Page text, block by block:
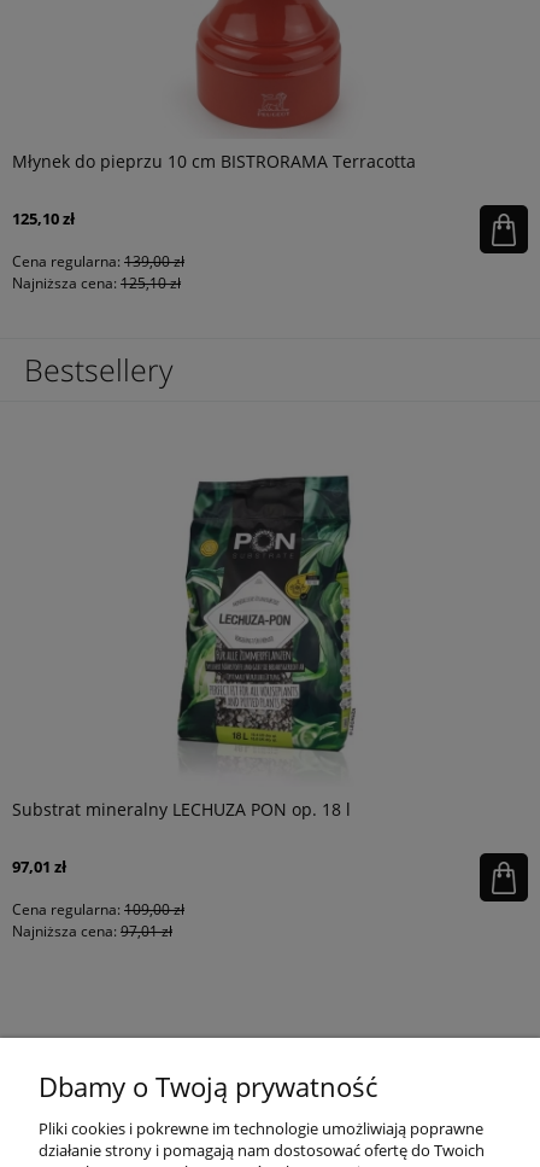
Młynek do pieprzu 10 cm BISTRORAMA Terracotta
125,10 zł
Cena regularna: 139,00 zł
Najniższa cena: 125,10 zł
Bestsellery
Substrat mineralny LECHUZA PON op. 18 l
97,01 zł
Cena regularna: 109,00 zł
Najniższa cena: 97,01 zł
MOJE KONTO
Dbamy o Twoją prywatność
Pliki cookies i pokrewne im technologie umożliwiają poprawne
działanie strony i pomagają nam dostosować ofertę do Twoich